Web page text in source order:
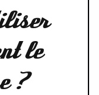
le
?